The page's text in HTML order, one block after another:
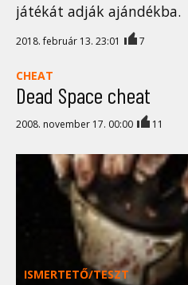
játékát adják ajándékba.
2018. február 13. 23:01 7
CHEAT
Dead Space cheat
2008. november 17. 00:00 11
ISMERTETŐ/TESZT